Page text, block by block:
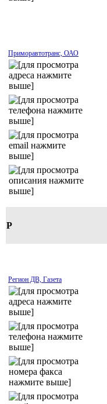
Приморавтотранс, ОАО
Р
Регион ДВ, Газета